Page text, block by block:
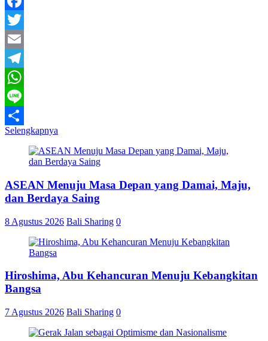
Facebook
Twitter
Email
Telegram
WhatsApp
Line
Share
Selengkapnya
ASEAN Menuju Masa Depan yang Damai, Maju,
dan Berdaya Saing
8 Agustus 2026 Bali Sharing 0
Hiroshima, Abu Kehancuran Menuju Kebangkitan
Bangsa
7 Agustus 2026 Bali Sharing 0